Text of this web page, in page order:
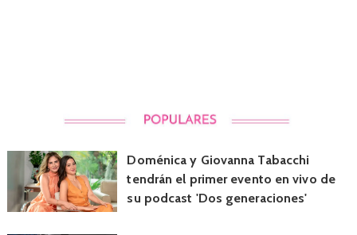
Doménica y Giovanna Tabacchi
tendrán el primer evento en vivo de
su podcast 'Dos generaciones'